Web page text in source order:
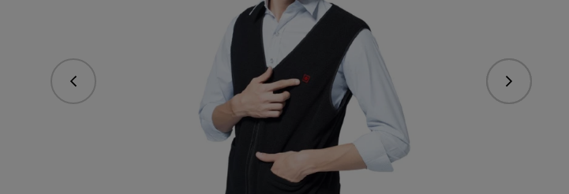
Predchádzajúce Nasledujúce